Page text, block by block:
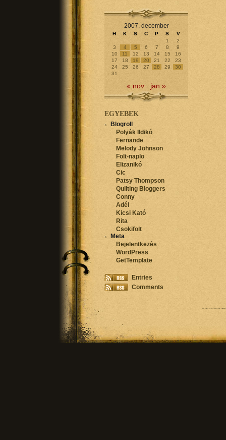
2007. december
H K S C P S
V
1
2
3
4 5 6 7 8
9
10
11 12 13 14 15
16
17
18 19 20 21 22
23
24
25 26 27 28 29
30
31
« nov jan »
EGYEBEK
Blogroll
Polyák Ildikó
Fernande
Melody Johnson
Folt-naplo
Elizanikó
Cic
Patsy Thompson
Quilting Bloggers
Conny
Adél
Kicsi Kató
Rita
Csokifolt
Meta
Bejelentkezés
WordPress
GetTemplate
Entries
Comments